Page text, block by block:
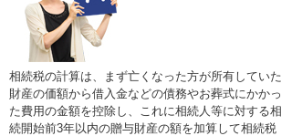
相続税の計算は、まず亡くなった方が所有していた
財産の価額から借入金などの債務やお葬式にかかっ
た費用の金額を控除し、これに相続人等に対する相
続開始前3年以内の贈与財産の額を加算して相続税